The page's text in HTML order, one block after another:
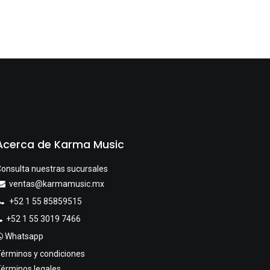
de Karma Music
nuestras sucursales
ventas@karmamusic.mx
+52 1 55 85859515
+52 1 55 3019 7466
Whatsapp
y condiciones